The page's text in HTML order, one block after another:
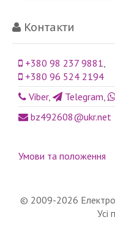
Контакти
+380 98 237 9881,
+380 96 524 2194
Viber, Telegram,
bz492608@ukr.net
Умови та положення
© 2009-2026
Усі